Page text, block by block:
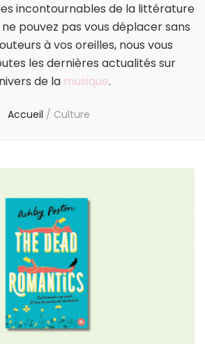
incontournables de la littérature
ne pouvez pas vous déplacer sans
à vos oreilles, nous vous
les dernières actualités sur
de la musique.
Accueil / Culture